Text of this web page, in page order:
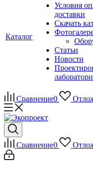
Каталог
Условия
доставки
Скачать
Статьи
Новости
Сравнение0
Сравнение0